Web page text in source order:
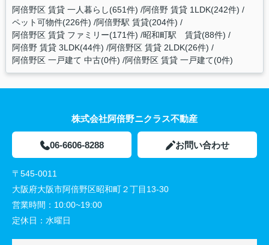
阿倍野区 賃貸 一人暮らし(651件) 阿倍野 賃貸 1LDK(242件)
ペット可物件(226件) 阿倍野駅 賃貸(204件)
阿倍野区 賃貸 ファミリー(171件) 昭和町駅 賃貸(88件)
阿倍野 賃貸 3LDK(44件) 阿倍野区 賃貸 2LDK(26件)
阿倍野区 一戸建て 中古(0件) 阿倍野区 賃貸 一戸建て(0件)
株式会社阿倍野ニクラス不動産
06-6606-8288 お問い合わせ
〒545-0011
大阪府大阪市阿倍野区昭和町２丁目13-30
営業時間： 10:00~19:00
定休日： 水曜日